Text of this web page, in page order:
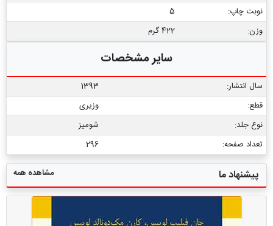
نوبت چاپ:
5
وزن:
422 گرم
سایر مشخصات
سال انتشار:
1393
قطع:
وزیری
نوع جلد:
شومیز
تعداد صفحه:
296
پیشنهاد ما مشاهده همه